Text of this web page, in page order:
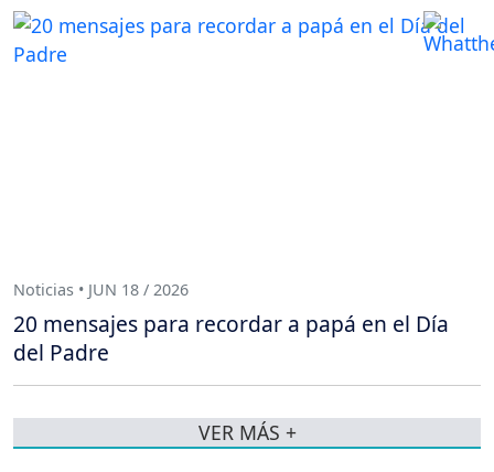
Noticias • JUN 18 / 2026
20 mensajes para recordar a papá en el Día
del Padre
VER MÁS +